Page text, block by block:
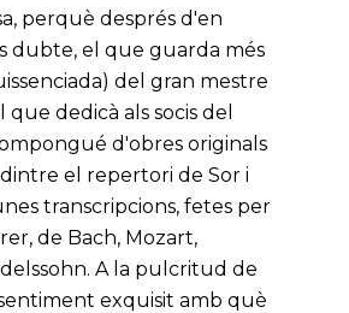
perquè després d'en
dubte, el que guarda més
del gran mestre
dedicà als socis del
d'obres originals
el repertori de Sor i
transcripcions, fetes per
de Bach, Mozart,
A la pulcritud de
exquisit amb què